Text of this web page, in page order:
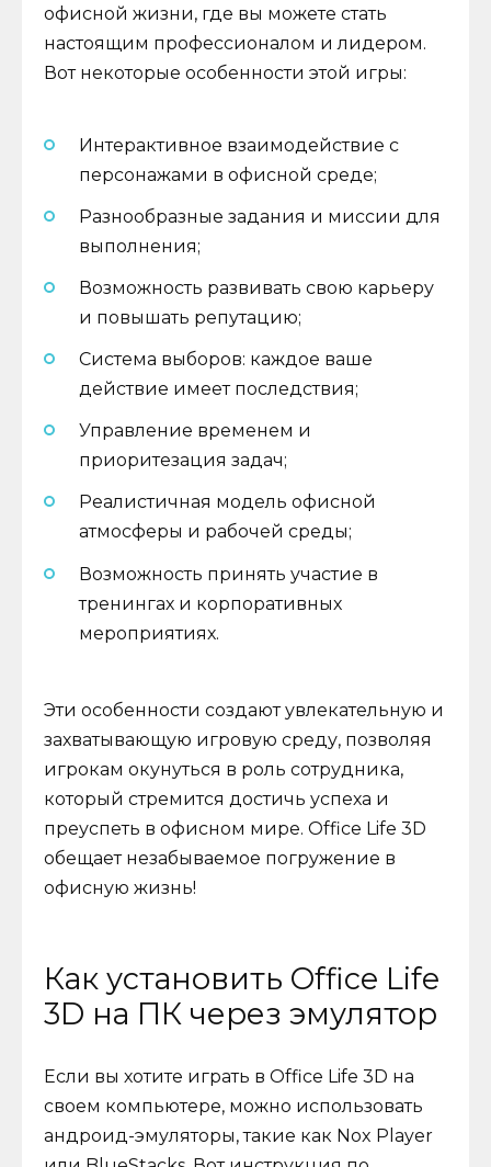
офисной жизни, где вы можете стать
настоящим профессионалом и лидером.
Вот некоторые особенности этой игры:
Интерактивное взаимодействие с
персонажами в офисной среде;
Разнообразные задания и миссии для
выполнения;
Возможность развивать свою карьеру
и повышать репутацию;
Система выборов: каждое ваше
действие имеет последствия;
Управление временем и
приоритезация задач;
Реалистичная модель офисной
атмосферы и рабочей среды;
Возможность принять участие в
тренингах и корпоративных
мероприятиях.
Эти особенности создают увлекательную и
захватывающую игровую среду, позволяя
игрокам окунуться в роль сотрудника,
который стремится достичь успеха и
преуспеть в офисном мире. Office Life 3D
обещает незабываемое погружение в
офисную жизнь!
Как установить Office Life
3D на ПК через эмулятор
Если вы хотите играть в Office Life 3D на
своем компьютере, можно использовать
андроид-эмуляторы, такие как Nox Player